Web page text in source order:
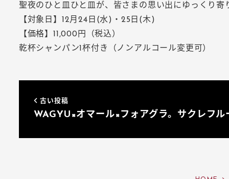
聖夜のひと皿ひと皿が、皆さまの思い出にゆっくり
【対象日】12月24日(水)・25日(木)
【価格】11,000円（税込）
乾杯シャンパン1杯付き（ノンアルコール変更可）
古い投稿
WAGYU×オマール×フォアグラ。サクレフル